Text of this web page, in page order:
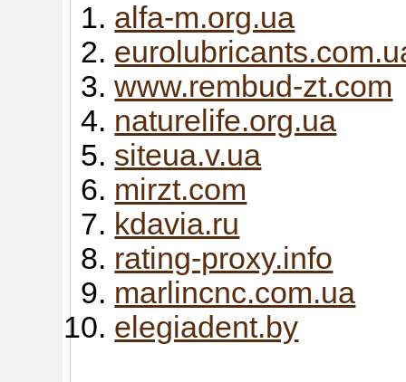
alfa-m.org.ua
www.rembud-zt.com
naturelife.org.ua
siteua.v.ua
mirzt.com
kdavia.ru
rating-proxy.info
marlincnc.com.ua
elegiadent.by